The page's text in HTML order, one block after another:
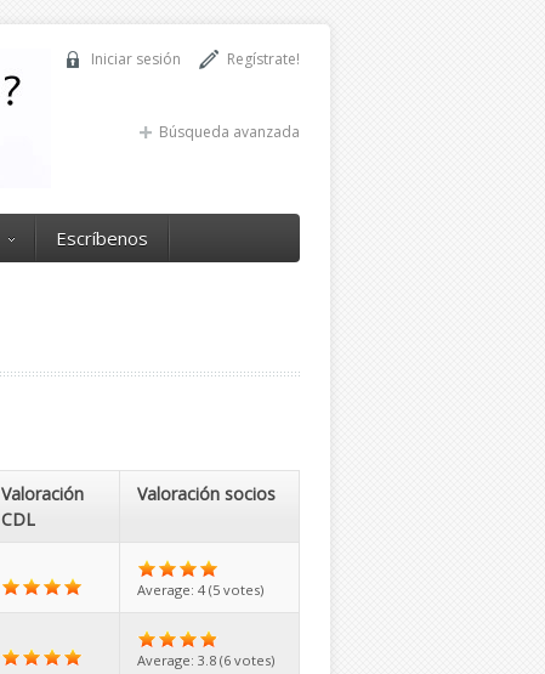
Regístrate!
Iniciar sesión
Búsqueda avanzada
Escríbenos
Valoración
CDL
Valoración socios
Average: 4 (5 votes)
Average: 3.8 (6 votes)